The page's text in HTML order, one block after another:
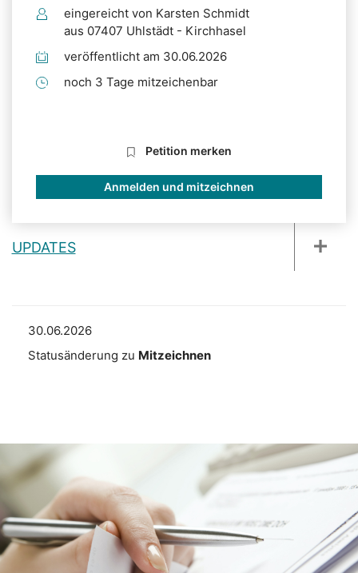
eingereicht von Karsten Schmidt
aus 07407 Uhlstädt - Kirchhasel
veröffentlicht am 30.06.2026
noch 3 Tage mitzeichenbar
Petition merken
Anmelden und mitzeichnen
UPDATES
30.06.2026
Statusänderung zu Mitzeichnen